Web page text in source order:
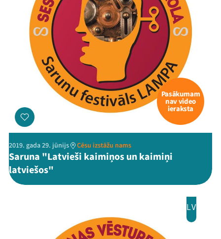
Pasākumam
nav video
ieraksta
2019. gada 29. jūnijs Cēsu izstāžu nams
Saruna "Latvieši kaimiņos un kaimiņi
latviešos"
LV